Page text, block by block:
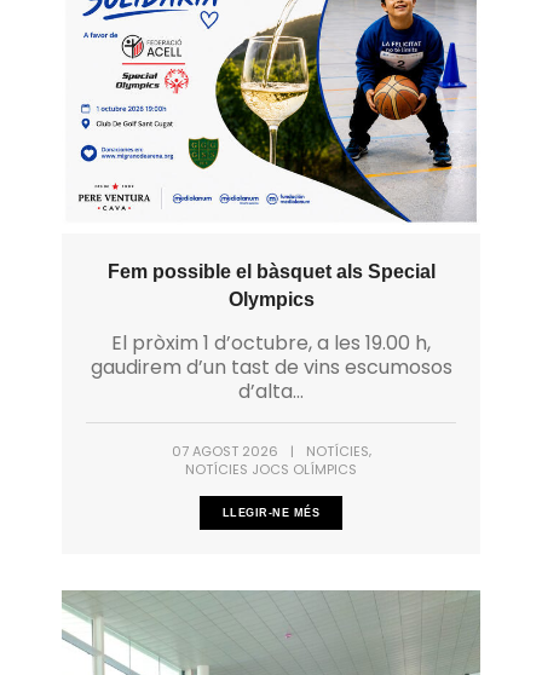
Fem possible el bàsquet als Special
Olympics
El pròxim 1 d’octubre, a les 19.00 h,
gaudirem d’un tast de vins escumosos
d’alta...
07 AGOST 2026 | NOTÍCIES,
NOTÍCIES JOCS OLÍMPICS
LLEGIR-NE MÉS